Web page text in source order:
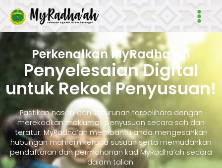
Main
Perkenalkan MyRadha’ah
Penyelesaian Digital
untuk Rekod Penyusuan!
Pastikan nasab dan keturunan terpelihara dengan
merekodkan maklumat penyusuan secara sah dan
teratur. MyRadha’ah membantu anda mengesahkan
hubungan mahram kerana susuan serta memudahkan
pendaftaran dan permohonan kad MyRadha’ah secara
dalam talian.